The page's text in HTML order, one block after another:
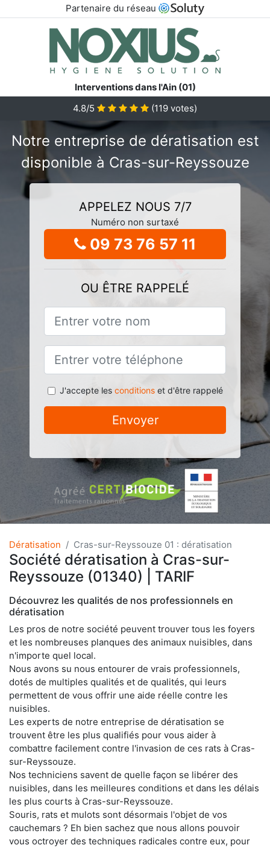
Partenaire du réseau
Interventions dans l'Ain (01)
4.8/5
(119 votes)
Notre entreprise de dératisation est
disponible à Cras-sur-Reyssouze
APPELEZ NOUS 7/7
Numéro non surtaxé
09 73 76 57 11
OU ÊTRE RAPPELÉ
J'accepte les conditionset d'être rappelé
Envoyer
Dératisation Cras-sur-Reyssouze 01 : dératisation
Société dératisation à Cras-sur-
Reyssouze (01340) | TARIF
Découvrez les qualités de nos professionnels en
dératisation
Les pros de notre société peuvent trouver tous les foyers
et les nombreuses planques des animaux nuisibles, dans
n'importe quel local.
Nous avons su nous entourer de vrais professionnels,
dotés de multiples qualités et de qualités, qui leurs
permettent de vous offrir une aide réelle contre les
nuisibles.
Les experts de notre entreprise de dératisation se
trouvent être les plus qualifiés pour vous aider à
combattre facilement contre l'invasion de ces rats à Cras-
sur-Reyssouze.
Nos techniciens savent de quelle façon se libérer des
nuisibles, dans les meilleures conditions et dans les délais
les plus courts à Cras-sur-Reyssouze.
Souris, rats et mulots sont désormais l'objet de vos
cauchemars ? Eh bien sachez que nous allons pouvoir
vous octroyer des techniques radicales contre eux, pour